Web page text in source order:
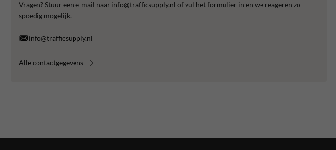
Vragen? Stuur een e-mail naar info@trafficsupply.nl of vul het formulier in en we reageren zo
spoedig mogelijk.
info@trafficsupply.nl
Alle contactgegevens